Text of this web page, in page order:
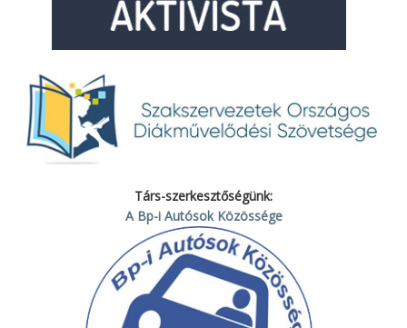
Társ-szerkesztőségünk:
A Bp-i Autósok Közössége